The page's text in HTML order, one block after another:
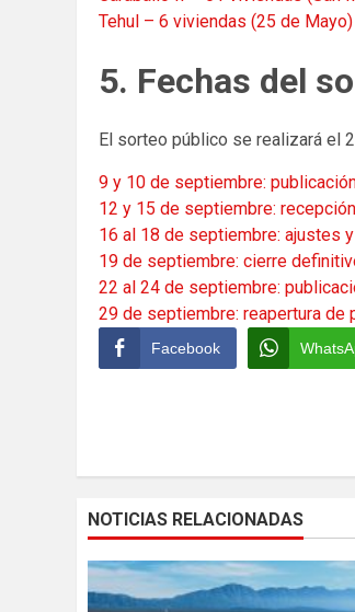
Tehul – 6 viviendas (25 de Mayo)
5. Fechas del
El sorteo público se realizará el
9 y 10 de septiembre:
12 y 15 de septiembre:
16 al 18 de septiembre: ajustes
19 de septiembre: cierre
22 al 24 de septiembre:
29 de septiembre: reapertura de
Facebook
NOTICIAS RELACIONADAS